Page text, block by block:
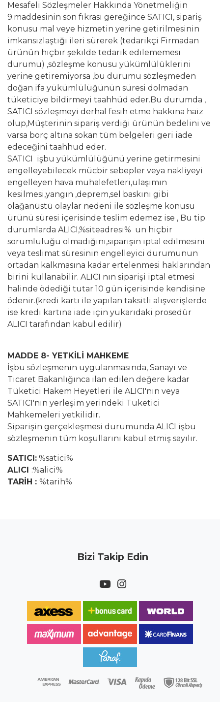
Mesafeli Sözleşmeler Hakkında Yönetmeliğin
9.maddesinin son fıkrası gereğince SATICI, sipariş
konusu mal veye hizmetin yerine getirilmesinin
imkansızlaştığı ileri sürerek (tedarikçi Firmadan
ürünün hiçbir şekilde tedarik edilememesi
durumu) ,sözleşme konusu yükümlülüklerini
yerine getiremiyorsa ,bu durumu sözleşmeden
doğan ifa yükümlülüğünün süresi dolmadan
tüketiciye bildirmeyi taahhüd eder.Bu durumda ,
SATICI sözleşmeyi derhal fesih etme hakkına haiz
olup,Müşterinin sipariş verdiği ürünün bedelini ve
varsa borç altına sokan tüm belgeleri geri iade
edeceğini taahhüd eder.
SATICI işbu yükümlülüğünü yerine getirmesini
engelleyebilecek mücbir sebepler veya nakliyeyi
engelleyen hava muhalefetleri,ulaşımın
kesilmesi,yangın ,deprem,sel baskını gibi
olağanüstü olaylar nedeni ile sözleşme konusu
ürünü süresi içerisinde teslim edemez ise , Bu tip
durumlarda ALICI,%siteadresi% un hiçbir
sorumluluğu olmadığını,siparişin iptal edilmesini
veya teslimat süresinin engelleyici durumunun
ortadan kalkmasına kadar ertelenmesi haklarından
birini kullanabilir. ALICI nın siparişi iptal etmesi
halinde ödediği tutar 10 gün içerisinde kendisine
ödenir.(kredi kartı ile yapılan taksitli alışverişlerde
ise kredi kartına iade için yukarıdaki prosedür
ALICI tarafından kabul edilir)
MADDE 8- YETKİLİ MAHKEME
İşbu sözleşmenin uygulanmasında, Sanayi ve
Ticaret Bakanlığınca ilan edilen değere kadar
Tüketici Hakem Heyetleri ile ALICI'nın veya
SATICI'nın yerleşim yerindeki Tüketici
Mahkemeleri yetkilidir.
Siparişin gerçekleşmesi durumunda ALICI işbu
sözleşmenin tüm koşullarını kabul etmiş sayılır.
SATICI: %satici%
ALICI :%alici%
TARİH : %tarih%
Bizi Takip Edin